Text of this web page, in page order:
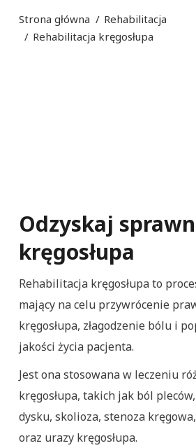
Strona główna
Rehabilitacja
Rehabilitacja kręgosłupa
Odzyskaj
kręgosłupa
Rehabilitacja kręgosłupa to
mający na celu przywrócenie
kręgosłupa, złagodzenie bólu i
jakości życia pacjenta.
Jest ona stosowana w leczeniu
kręgosłupa, takich jak ból
dysku, skolioza, stenoza
oraz urazy kręgosłupa.